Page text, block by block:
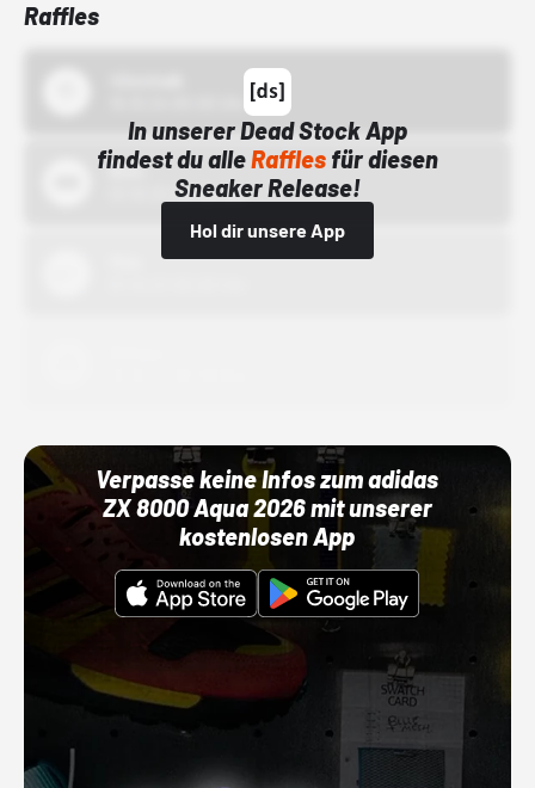
Raffles
In unserer Dead Stock App
findest du alleRafflesfür diesen
Sneaker Release!
Hol dir unsere App
Bstn
01.10.22 00:00 Uhr
Verpasse keine Infos zum adidas
ZX 8000 Aqua 2026 mit unserer
kostenlosen App